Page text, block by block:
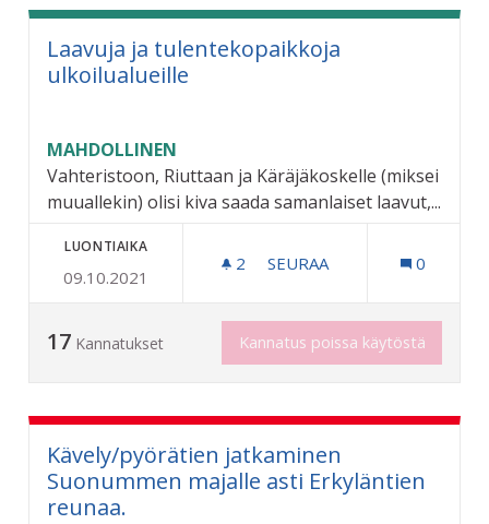
Laavuja ja tulentekopaikkoja
ulkoilualueille
MAHDOLLINEN
Vahteristoon, Riuttaan ja Käräjäkoskelle (miksei
muuallekin) olisi kiva saada samanlaiset laavut,...
LUONTIAIKA
09.10.2021
2 2 SEURAAJAA
SEURAA 0
17 Kannatukset Kannatus poissa käytöstä
Kävely/pyörätien jatkaminen
Suonummen majalle asti Erkyläntien
reunaa.